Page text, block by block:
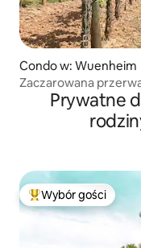
Condo w: Wuenheim
Zaczarowana
Prywatne
Najpopularniejsze z
Wybór gości